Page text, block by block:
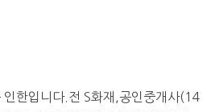
인한입니다.전 S화재,공인중개사(14